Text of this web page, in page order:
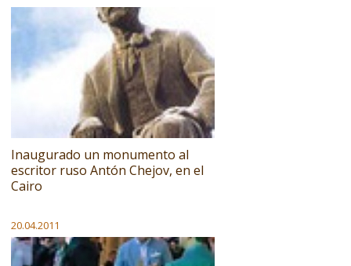
Inaugurado un monumento al
escritor ruso Antón Chejov, en el
Cairo
20.04.2011